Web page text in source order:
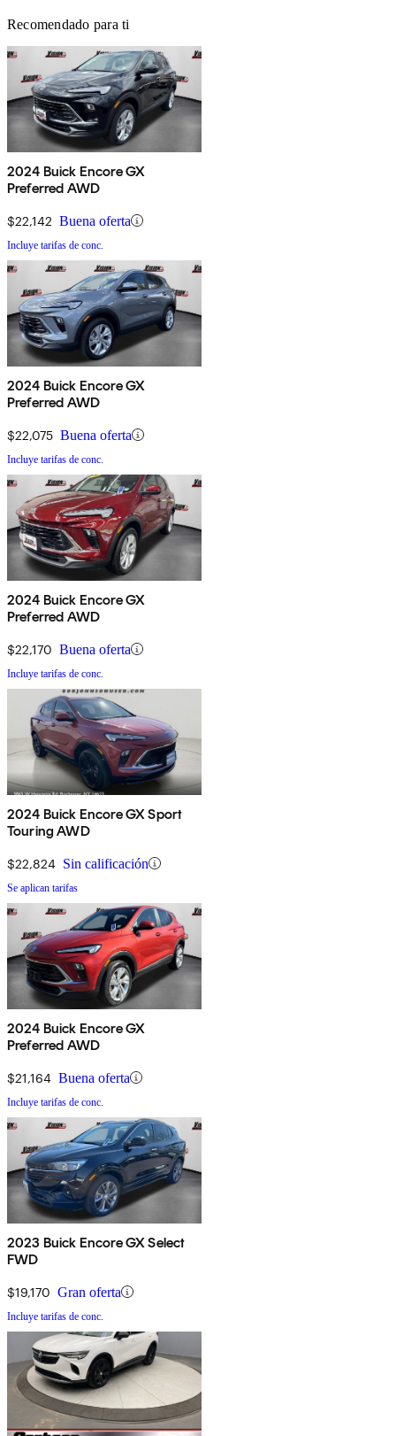
Recomendado para ti
2024 Buick Encore GX
Preferred AWD
$22,142 Buena oferta
Incluye tarifas de conc.
2024 Buick Encore GX
Preferred AWD
$22,075 Buena oferta
Incluye tarifas de conc.
2024 Buick Encore GX
Preferred AWD
$22,170 Buena oferta
Incluye tarifas de conc.
2024 Buick Encore GX Sport
Touring AWD
$22,824 Sin calificación
Se aplican tarifas
2024 Buick Encore GX
Preferred AWD
$21,164 Buena oferta
Incluye tarifas de conc.
2023 Buick Encore GX Select
FWD
$19,170 Gran oferta
Incluye tarifas de conc.